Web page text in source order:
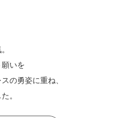
いを
の勇姿に重ね、
。